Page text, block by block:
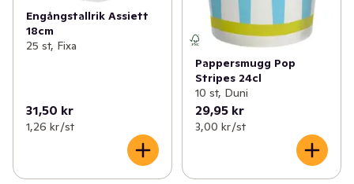
Engångstallrik Assiett
18cm
25 st, Fixa
31,50 kr
1,26 kr /st
Pappersmugg Pop
Stripes 24cl
10 st, Duni
29,95 kr
3,00 kr /st